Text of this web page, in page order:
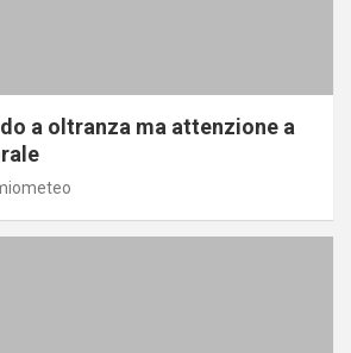
a oltranza ma attenzione a